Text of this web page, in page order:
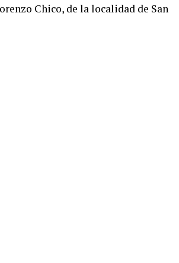
Chico, de la localidad de San